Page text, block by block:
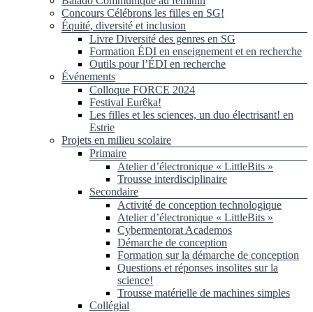
Concours Célébrons les filles en SG!
Équité, diversité et inclusion
Livre Diversité des genres en SG
Formation ÉDI en enseignement et en recherche
Outils pour l’ÉDI en recherche
Événements
Colloque FORCE 2024
Festival Eurêka!
Les filles et les sciences, un duo électrisant! en
Estrie
Projets en milieu scolaire
Primaire
Atelier d’électronique « LittleBits »
Trousse interdisciplinaire
Secondaire
Activité de conception technologique
Atelier d’électronique « LittleBits »
Cybermentorat Academos
Démarche de conception
Formation sur la démarche de conception
Questions et réponses insolites sur la
science!
Trousse matérielle de machines simples
Collégial